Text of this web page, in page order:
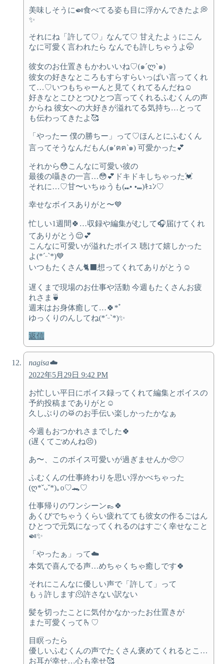
美味しそうに🍛食べてる姿も目に浮かんできたよ💭
✨
それにね「許して♡」なんて♡ 甘えたよぅにこん
なに可愛く言われたら なんでも許しちゃうよ🤭
彼女のお仕置きもかわいいね♡(๑´ლ`๑)
彼女の好きなところもすらすらいっぱい言ってくれ
て…♡いつもちゃーんと見てくれてるんだね☺️
好きなとこひとつひとつ言ってくれるふむくんの声
からね 彼女への大好きが溢れてる気持ち…とって
も伝わってきたよ🥰
「やったー 僕の勝ちー」って♡ほんとにふむくん
言ってそうなんだもん(๑′ฅฅ‵๑) 可愛かった💕
それから😳こんなに可愛い彼の
最後の囁きの一言…😳💕ドキドキしちゃった💓
それに…♡甘〜いちゅうも(⑉• •⑉)ｷｭﾝ♡
幸せなボイスありがと〜💙
忙しい1週間🍀…収録や編集がむして🎧届けてくれ
てありがとう😌💕
こんなに可愛いが溢れたボイス 聴けて嬉しかった
よ(*ˊᵕˋ*)💙
いつもたくさん🐈‍⬛想ってくれてありがとう☺️
遅くまで現場のお仕事や活動 今週もたくさんお疲
れさま🍵
週末はお身体癒して…🍀*ﾟ
ゆっくりのんしてね(*ˊᵕˋ*)✨
返信
nagisa☁️
2022年5月29日 9:42 PM
お忙しい平日にボイス録ってくれて編集とボイスの
予約投稿までありがと☺️
久しぶりの🥁のお手伝い楽しかったかなぁ
今週もおつかれさまでした🍀
(遅くてごめんね😣)
あ〜、このボイス可愛いが過ぎませんか🥺♡
ふむくんの仕事終わりを思い浮かべちゃった
(ღ*ˇᴗˇ*)｡o♡🐊♡
仕事帰りのワンシーン👞🍀
あくびでちゃうくらい疲れてても彼女の作るごはん
ひとつで元気になってくれるのはすごく幸せなこと
🍛✨
「やったぁ」って☁️
本気で喜んでる声…めちゃくちゃ癒しです🍀
それにこんなに優しい声で「許して」って
もぅ許します🫠許さない訳ない
髪を切ったことに気付かなかったお仕置きが
また可愛くって🫰♡
目瞑ったら
優しいふむくんの声でたくさん褒めてくれるとこ…
お耳が幸せ…心も幸せ🥰